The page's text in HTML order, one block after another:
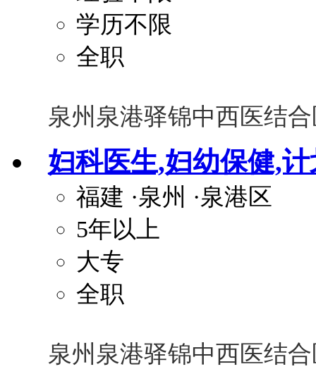
学历不限
全职
泉州泉港驿锦中西医结
妇科医生,妇幼保健,
福建 ·泉州 ·泉港区
5年以上
大专
全职
泉州泉港驿锦中西医结